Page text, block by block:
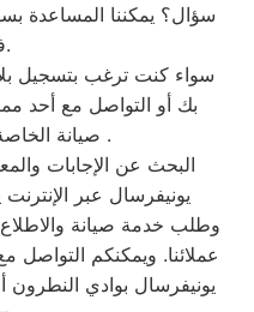
سؤال؟ يمكننا المساعدة
فى مصر.
سواء كنت ترغب بتسجيل
بك أو التواصل مع أحد
صيانة الخاصة بمنتجات يونيفرسال .
البحث عن الإجابات
يونيفرسال عبر
وطلب خدمة صيانة
عملائنا. ويمكنكم
يونيفرسال بوادي النطرون